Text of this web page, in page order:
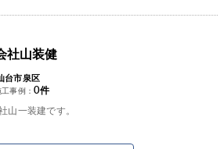
社山装健
台市泉区
事例： 0件
山一装建です。